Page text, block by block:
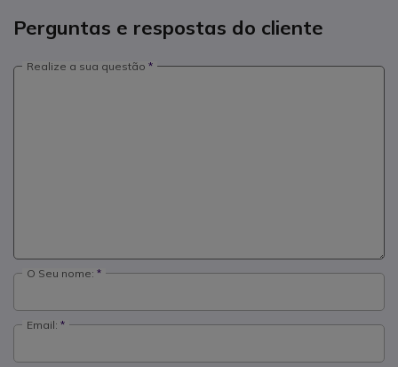
Perguntas e respostas do cliente
Realize a sua questão
O Seu nome:
Email: